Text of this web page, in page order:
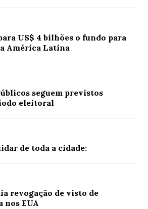
US$ 4 bilhões o fundo para
América Latina
seguem previstos
eleitoral
de toda a cidade:
revogação de visto de
nos EUA